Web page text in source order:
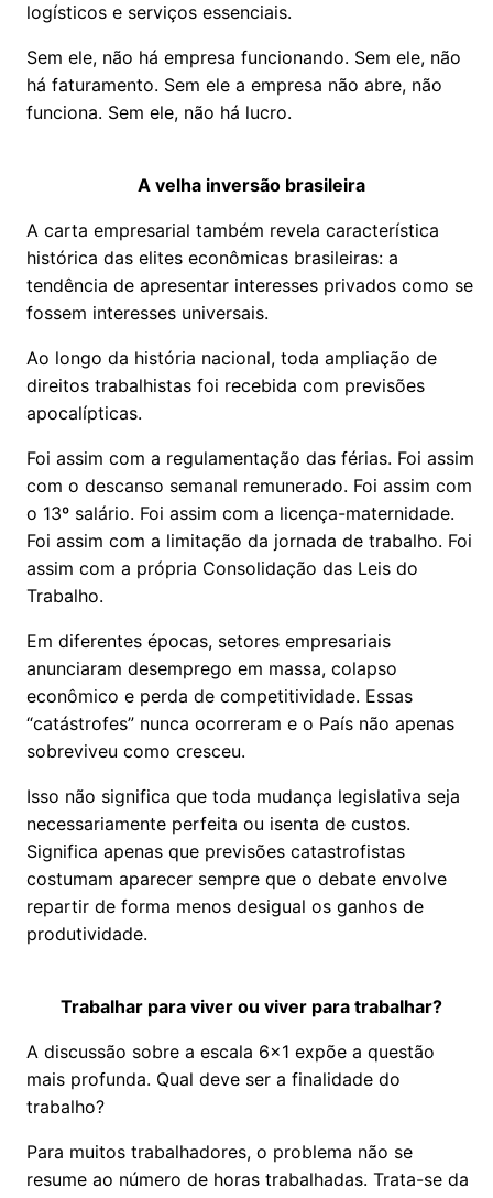
logísticos e serviços essenciais.
Sem ele, não há empresa funcionando. Sem ele, não
há faturamento. Sem ele a empresa não abre, não
funciona. Sem ele, não há lucro.
A velha inversão brasileira
A carta empresarial também revela característica
histórica das elites econômicas brasileiras: a
tendência de apresentar interesses privados como se
fossem interesses universais.
Ao longo da história nacional, toda ampliação de
direitos trabalhistas foi recebida com previsões
apocalípticas.
Foi assim com a regulamentação das férias. Foi assim
com o descanso semanal remunerado. Foi assim com
o 13º salário. Foi assim com a licença-maternidade.
Foi assim com a limitação da jornada de trabalho. Foi
assim com a própria Consolidação das Leis do
Trabalho.
Em diferentes épocas, setores empresariais
anunciaram desemprego em massa, colapso
econômico e perda de competitividade. Essas
“catástrofes” nunca ocorreram e o País não apenas
sobreviveu como cresceu.
Isso não significa que toda mudança legislativa seja
necessariamente perfeita ou isenta de custos.
Significa apenas que previsões catastrofistas
costumam aparecer sempre que o debate envolve
repartir de forma menos desigual os ganhos de
produtividade.
Trabalhar para viver ou viver para trabalhar?
A discussão sobre a escala 6x1 expõe a questão
mais profunda. Qual deve ser a finalidade do
trabalho?
Para muitos trabalhadores, o problema não se
resume ao número de horas trabalhadas. Trata-se da